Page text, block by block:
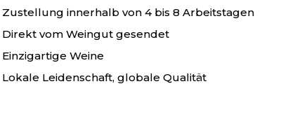
Zustellung innerhalb von 4 bis 8 Arbeitstagen
Direkt vom Weingut gesendet
Einzigartige Weine
Lokale Leidenschaft, globale Qualität